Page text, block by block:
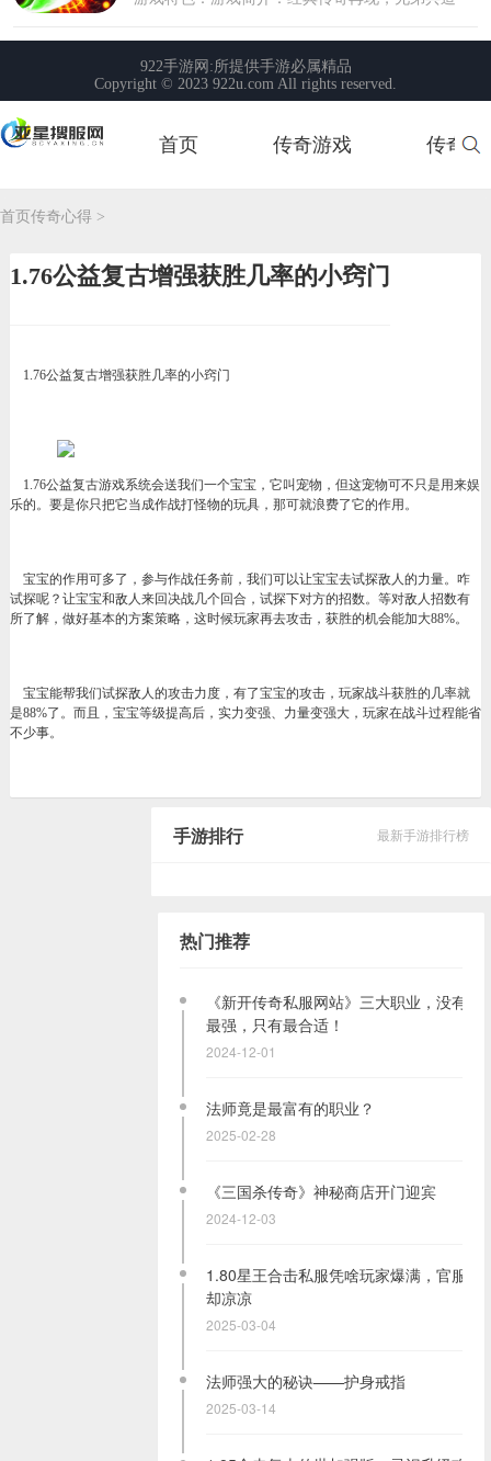
首页 传奇游戏 传奇玩
首页 >
传奇心得
1.76公益复古增强获胜几率的小窍门
1.76公益复古增强获胜几率的小窍门
1.76公益复古游戏系统会送我们一个宝宝，它叫宠物，但这宠物可不只是用来娱
乐的。要是你只把它当成作战打怪物的玩具，那可就浪费了它的作用。
宝宝的作用可多了，参与作战任务前，我们可以让宝宝去试探敌人的力量。咋
试探呢？让宝宝和敌人来回决战几个回合，试探下对方的招数。等对敌人招数有
所了解，做好基本的方案策略，这时候玩家再去攻击，获胜的机会能加大88%。
宝宝能帮我们试探敌人的攻击力度，有了宝宝的攻击，玩家战斗获胜的几率就
是88%了。而且，宝宝等级提高后，实力变强、力量变强大，玩家在战斗过程能省
不少事。
最新手游排行榜
手游排行
热门推荐
《新开传奇私服网站》三大职业，没有
最强，只有最合适！
2024-12-01
法师竟是最富有的职业？
2025-02-28
《三国杀传奇》神秘商店开门迎宾
2024-12-03
1.80星王合击私服凭啥玩家爆满，官服
却凉凉
2025-03-04
法师强大的秘诀——护身戒指
2025-03-14